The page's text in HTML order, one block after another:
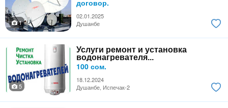
договор.
02.01.2025
1
Душанбе
Услуги ремонт и установка
водонагревателя...
100 сом.
18.12.2024
5
Душанбе, Испечак-2